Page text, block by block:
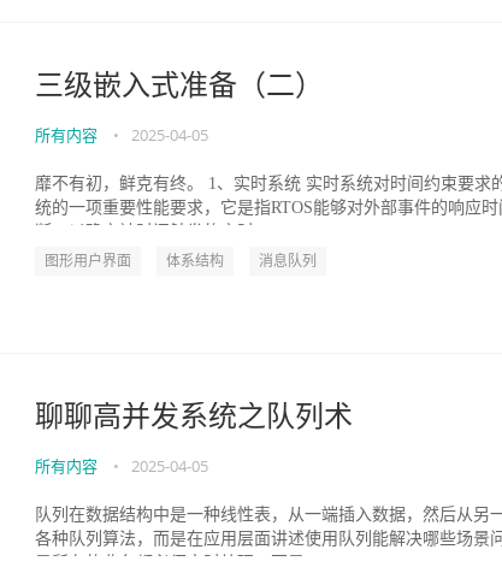
三级嵌入式准备（二）
所有内容 • 2025-04-05
靡不有初，鲜克有终。 1、实时系统 实时系统对时间约束要求
统的一项重要性能要求，它是指RTOS能够对外部事件的响应
图形用户界面 体系结构 消息队列
聊聊高并发系统之队列术
所有内容 • 2025-04-05
队列在数据结构中是一种线性表，从一端插入数据，然后从另
各种队列算法，而是在应用层面讲述使用队列能解决哪些场景